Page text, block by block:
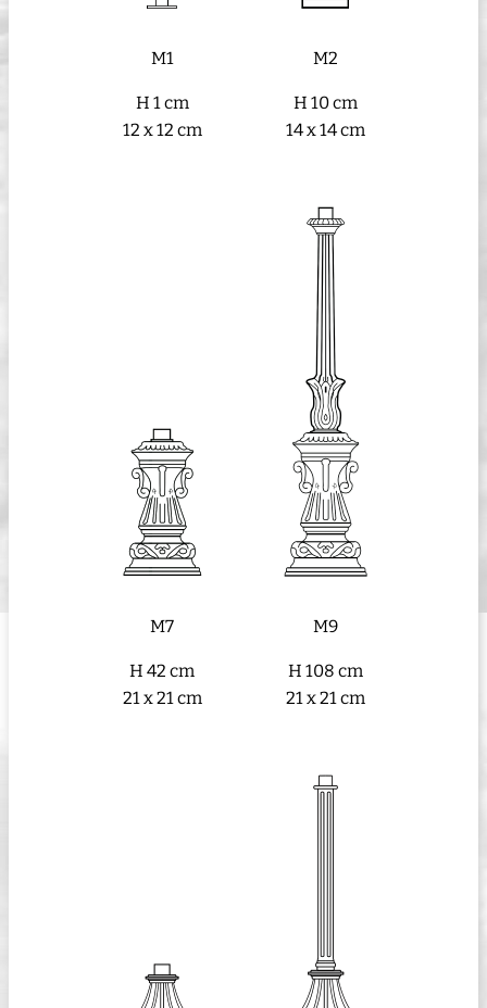
M1
H 1 cm
12 x 12 cm
M2
H 10 cm
14 x 14 cm
M7
H 42 cm
21 x 21 cm
M9
H 108 cm
21 x 21 cm